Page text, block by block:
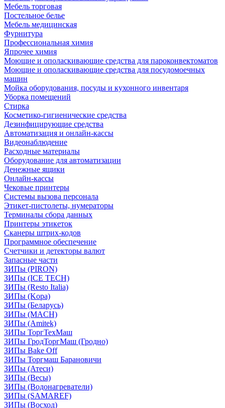
Мебель торговая
Постельное белье
Мебель медицинская
Фурнитура
Профессиональная химия
Япрочее химия
Моющие и ополаскивающие средства для пароконвектоматов
Моющие и ополаскивающие средства для посудомоечных
машин
Мойка оборудования, посуды и кухонного инвентаря
Уборка помещений
Стирка
Косметико-гигиенические средства
Дезинфицирующие средства
Автоматизация и онлайн-кассы
Видеонаблюдение
Расходные материалы
Оборудование для автоматизации
Денежные ящики
Онлайн-кассы
Чековые принтеры
Системы вызова персонала
Этикет-пистолеты, нумераторы
Терминалы сбора данных
Принтеры этикеток
Сканеры штрих-кодов
Программное обеспечение
Счетчики и детекторы валют
Запасные части
ЗИПы (PIRON)
ЗИПы (ICE TECH)
ЗИПы (Resto Italia)
ЗИПы (Kopa)
ЗИПы (Беларусь)
ЗИПы (MACH)
ЗИПы (Amitek)
ЗИПы ТоргТехМаш
ЗИПы ГродТоргМаш (Гродно)
ЗИПы Bake Off
ЗИПы Торгмаш Барановичи
ЗИПы (Атеси)
ЗИПы (Весы)
ЗИПы (Водонагреватели)
ЗИПы (SAMAREF)
ЗИПы (Восход)